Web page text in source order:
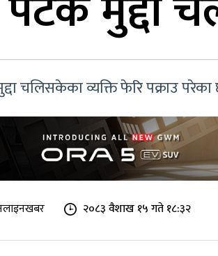
चलिसकेका व्यक्ति फेरि पक्राउ परेका
२०८३ वैशाख १५ गते १८:३२